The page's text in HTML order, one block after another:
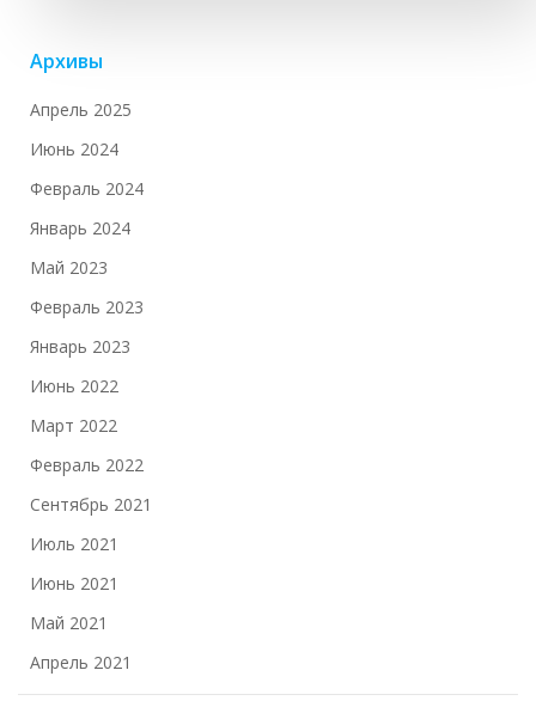
Архивы
Апрель 2025
Июнь 2024
Февраль 2024
Январь 2024
Май 2023
Февраль 2023
Январь 2023
Июнь 2022
Март 2022
Февраль 2022
Сентябрь 2021
Июль 2021
Июнь 2021
Май 2021
Апрель 2021